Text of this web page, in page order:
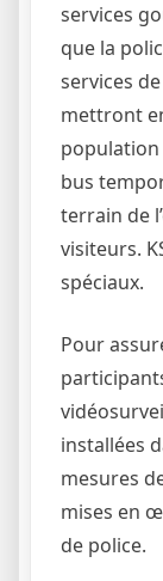
services
que la
services
mettront
bus
terrain de
visiteurs.
spéciaux.
Pour
installées
mesures
mises en
de police.